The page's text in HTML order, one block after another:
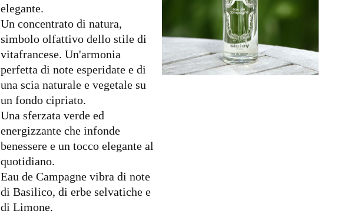
elegante.
Un concentrato di natura,
simbolo olfattivo dello stile di
vitafrancese. Un'armonia
perfetta di note esperidate e di
una scia naturale e vegetale su
un fondo cipriato.
Una sferzata verde ed
energizzante che infonde
benessere e un tocco elegante al
quotidiano.
Eau de Campagne vibra di note
di Basilico, di erbe selvatiche e
di Limone.